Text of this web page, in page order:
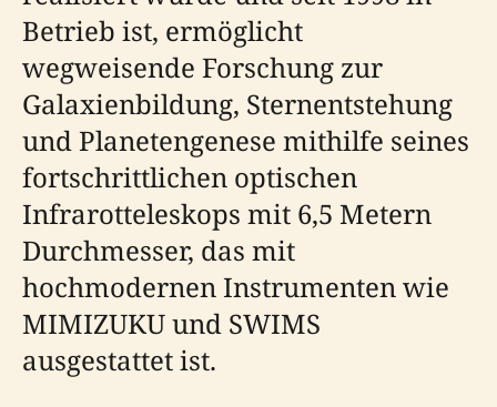
Betrieb ist, ermöglicht
wegweisende Forschung zur
Galaxienbildung, Sternentstehung
und Planetengenese mithilfe seines
fortschrittlichen optischen
Infrarotteleskops mit 6,5 Metern
Durchmesser, das mit
hochmodernen Instrumenten wie
MIMIZUKU und SWIMS
ausgestattet ist.